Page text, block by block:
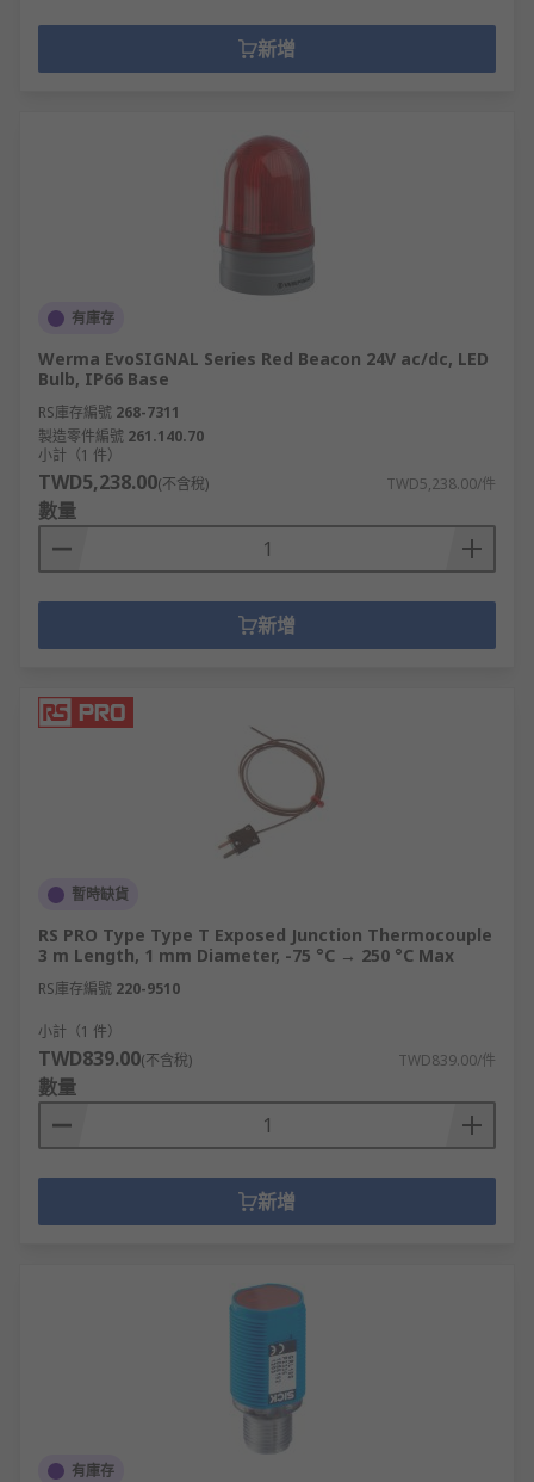
新增
有庫存
Werma EvoSIGNAL Series Red Beacon 24V ac/dc, LED
Bulb, IP66 Base
RS庫存編號 268-7311
製造零件編號 261.140.70
小計（1 件）
TWD5,238.00(不含稅) TWD5,238.00/件
數量
新增
暫時缺貨
RS PRO Type Type T Exposed Junction Thermocouple
3 m Length, 1 mm Diameter, -75 °C → 250 °C Max
RS庫存編號 220-9510
小計（1 件）
TWD839.00(不含稅) TWD839.00/件
數量
新增
有庫存